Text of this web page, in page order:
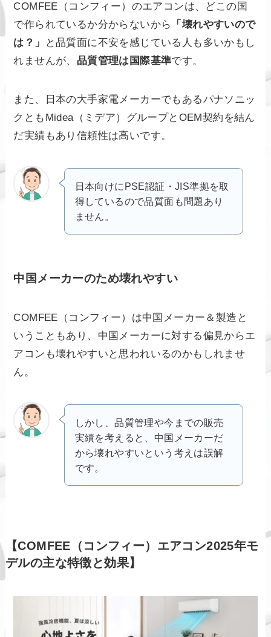
COMFEE（コンフィー）のエアコンは、どこの国
で作られているか分からないから
「壊れやすいので
は？」
と品質面に不安を感じている人も多いかもし
れませんが、 品質管理は国際基準です。
また、日本の大手家電メーカーでもあるパナソニッ
クともMidea（ミデア）グループとOEM契約を結ん
だ実績もあり信頼性は高いです。
日本向けにPSE認証・JIS準拠を取
得しているので品質面も問題あり
ません。
中国メーカーのため壊れやすい
COMFEE（コンフィー）は中国メーカー＆製造と
いうこともあり、中国メーカーに対する偏見からエ
アコンも壊れやすいと思われいるのかもしれませ
ん。
しかし、品質管理や今までの販売
実績を考えると、中国メーカーだ
から壊れやすいという考えは誤解
です。
【COMFEE（コンフィー）エアコン2025年モ
デルの主な特徴と効果】